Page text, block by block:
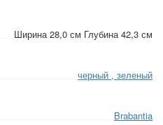
Ширина 28,0 см Глубина 42,3 см
черный , зеленый
Brabantia